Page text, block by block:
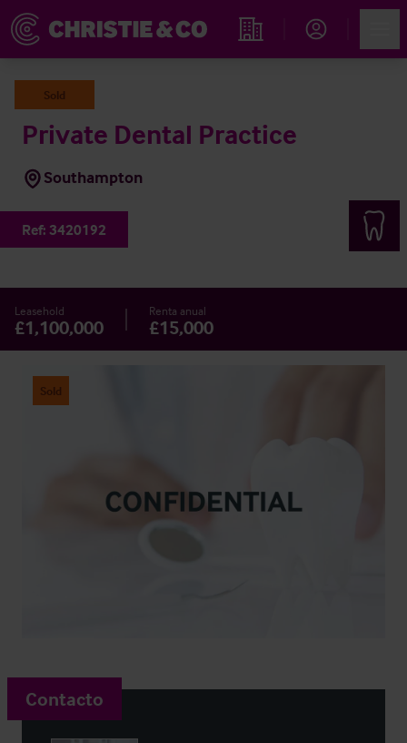
Propiedades
Sold
Private Dental Practice
Southampton
Ref: 3420192
Leasehold
£1,100,000
Renta anual
£15,000
Sold
Contacto